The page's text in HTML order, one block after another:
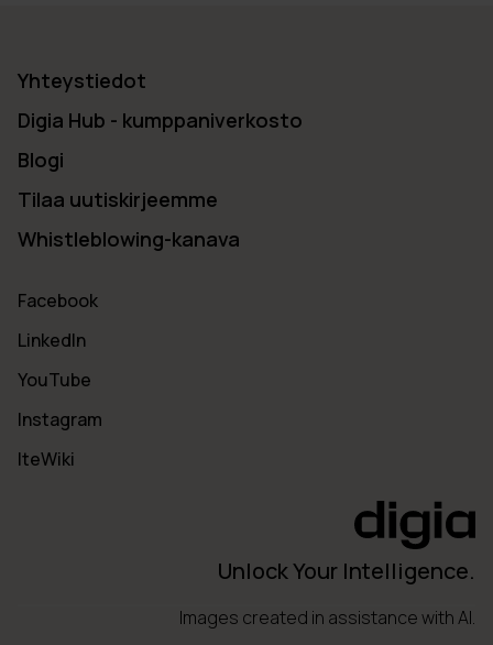
Yhteystiedot
Digia Hub - kumppaniverkosto
Blogi
Tilaa uutiskirjeemme
Whistleblowing-kanava
Facebook
LinkedIn
YouTube
Instagram
IteWiki
Unlock Your Intelligence.
Images created in assistance with AI.